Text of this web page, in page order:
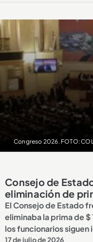
Congreso 2026. FOTO:
Consejo de
eliminación de
El Consejo de Estado
eliminaba la prima de
los funcionarios siguen
17 de julio de 2026